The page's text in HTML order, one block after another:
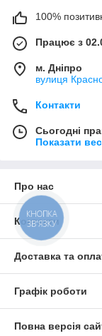
100%
Працює з
м. Дніпро
вулиця
Контакти
Сьогодні
Показати
Про нас
Контакти
Доставка та
Графік роботи
Повна версія
КНОПКА
ЗВ'ЯЗКУ